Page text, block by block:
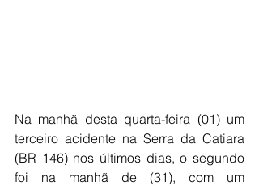
Na manhã desta quarta-feira (01) um
terceiro acidente na Serra da Catiara
(BR 146) nos últimos dias, o segundo
foi na manhã de (31), com um